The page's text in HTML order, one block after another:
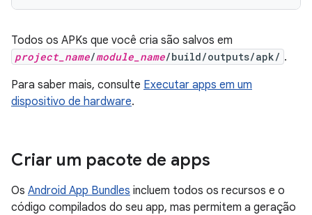
Todos os APKs que você cria são salvos em
project_name/module_name/build/outputs/apk/ .
Para saber mais, consulte Executar apps em um
dispositivo de hardware.
Criar um pacote de apps
Os Android App Bundles incluem todos os recursos e o
código compilados do seu app, mas permitem a geração